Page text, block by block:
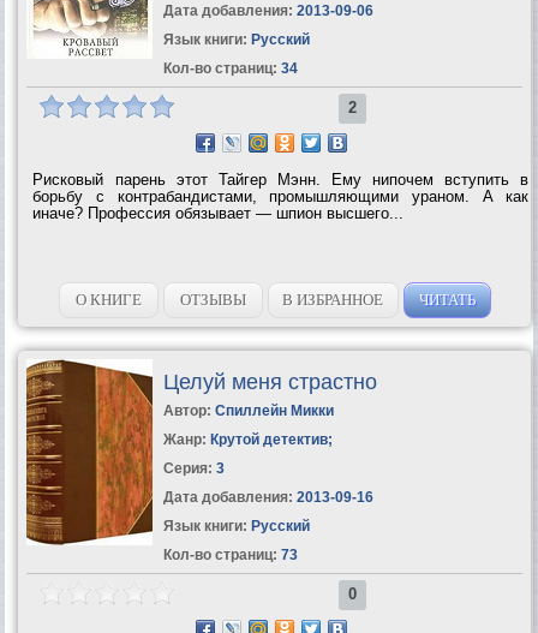
Дата добавления: 2013-09-06
Язык книги: Русский
Кол-во страниц: 34
2
Рисковый парень этот Тайгер Мэнн. Ему нипочем вступить в
борьбу с контрабандистами, промышляющими ураном. А как
иначе? Профессия обязывает — шпион высшего...
О КНИГЕ ОТЗЫВЫ В ИЗБРАННОЕ ЧИТАТЬ
Целуй меня страстно
Автор: Спиллейн Микки
Жанр: Крутой детектив;
Серия: 3
Дата добавления: 2013-09-16
Язык книги: Русский
Кол-во страниц: 73
0